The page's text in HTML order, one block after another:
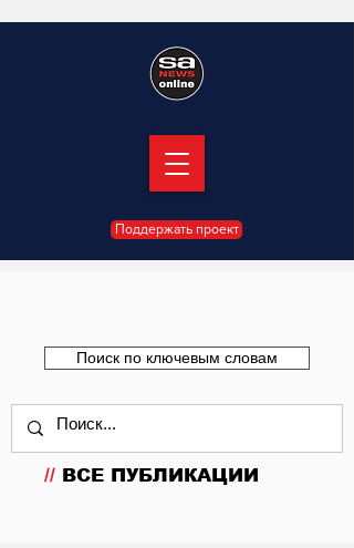
Поддержать проект
Поиск по ключевым словам
// ВСЕ ПУБЛИКАЦИИ